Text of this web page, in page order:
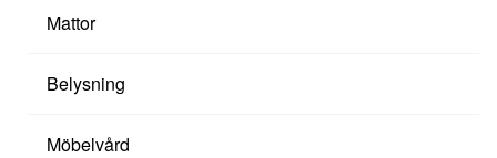
Mattor
Belysning
Möbelvård